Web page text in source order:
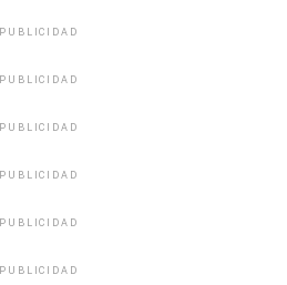
PUBLICIDAD
PUBLICIDAD
PUBLICIDAD
PUBLICIDAD
PUBLICIDAD
PUBLICIDAD